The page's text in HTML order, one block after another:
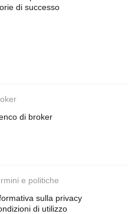
di successo
di broker
e politiche
sulla privacy
di utilizzo